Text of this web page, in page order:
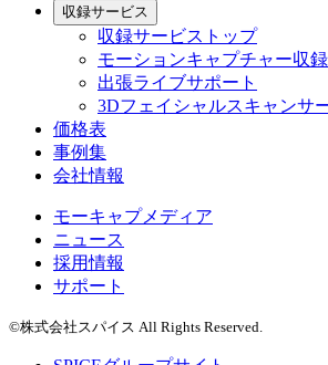
収録サービス
収録サービストップ
モーションキャプチャー収
出張ライブサポート
3Dフェイシャルスキャンサ
価格表
事例集
会社情報
モーキャプメディア
ニュース
採用情報
サポート
©株式会社スパイス All Rights Reserved.